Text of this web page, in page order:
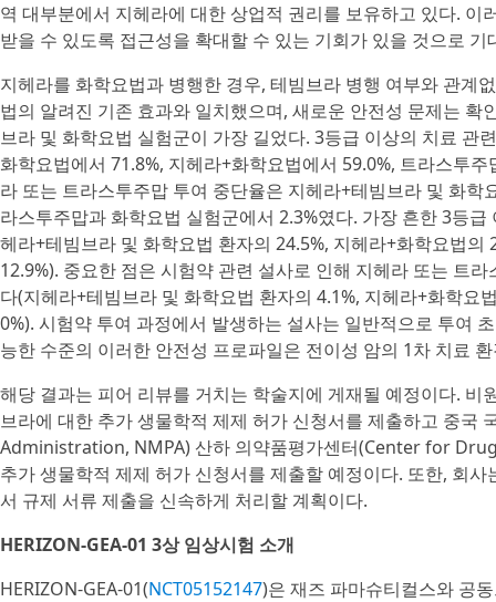
역 대부분에서 지헤라에 대한 상업적 권리를 보유하고 있다.
받을 수 있도록 접근성을 확대할 수 있는 기회가 있을 것으로 기
지헤라를 화학요법과 병행한 경우, 테빔브라 병행 여부와 관계
법의 알려진 기존 효과와 일치했으며, 새로운 안전성 문제는
브라 및 화학요법 실험군이 가장 길었다. 3등급 이상의 치료 관
화학요법에서 71.8%, 지헤라+화학요법에서 59.0%, 트라스투
라 또는 트라스투주맙 투여 중단율은 지헤라+테빔브라 및 화학
라스투주맙과 화학요법 실험군에서 2.3%였다. 가장 흔한 3등
헤라+테빔브라 및 화학요법 환자의 24.5%, 지헤라+화학요법
12.9%). 중요한 점은 시험약 관련 설사로 인해 지헤라 또는 트
다(지헤라+테빔브라 및 화학요법 환자의 4.1%, 지헤라+화학요
0%). 시험약 투여 과정에서 발생하는 설사는 일반적으로 투여
능한 수준의 이러한 안전성 프로파일은 전이성 암의 1차 치료
해당 결과는 피어 리뷰를 거치는 학술지에 게재될 예정이다. 비
브라에 대한 추가 생물학적 제제 허가 신청서를 제출하고 중
Administration, NMPA) 산하 의약품평가센터(Center for
추가 생물학적 제제 허가 신청서를 제출할 예정이다. 또한, 회
서 규제 서류 제출을 신속하게 처리할 계획이다.
HERIZON-GEA-01 3상 임상시험 소개
HERIZON-GEA-01(NCT05152147)은 재즈 파마슈티컬스와 공